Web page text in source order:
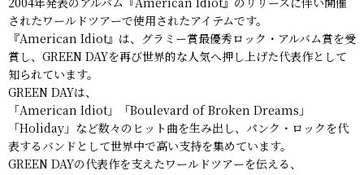
されたワールドツアーで使用されたアイテムです。
『American Idiot』は、グラミー賞最優秀ロック・アルバム賞を受
賞し、GREEN DAYを再び世界的な人気へ押し上げた代表作として
知られています。
GREEN DAYは、
「American Idiot」「Boulevard of Broken Dreams」
「Holiday」など数々のヒット曲を生み出し、パンク・ロックを代
表するバンドとして世界中で高い支持を集めています。
GREEN DAYの代表作を支えたワールドツアーを伝える、